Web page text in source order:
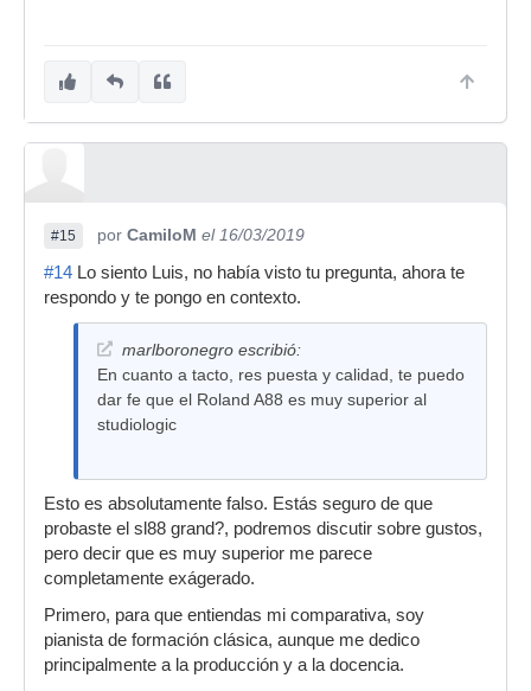
#15 por CamiloM el 16/03/2019
#14 Lo siento Luis, no había visto tu pregunta, ahora te
respondo y te pongo en contexto.
marlboronegro escribió:
En cuanto a tacto, res puesta y calidad, te puedo
dar fe que el Roland A88 es muy superior al
studiologic
Esto es absolutamente falso. Estás seguro de que
probaste el sl88 grand?, podremos discutir sobre gustos,
pero decir que es muy superior me parece
completamente exágerado.
Primero, para que entiendas mi comparativa, soy
pianista de formación clásica, aunque me dedico
principalmente a la producción y a la docencia.